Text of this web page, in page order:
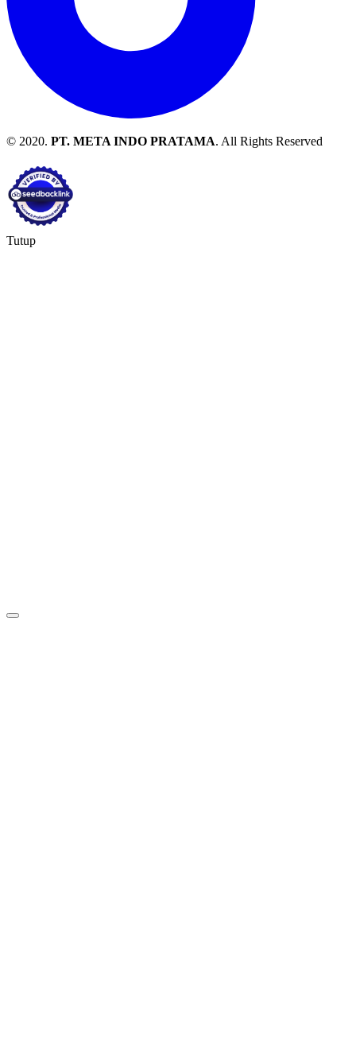
© 2020. PT. META INDO PRATAMA. All Rights Reserved
Tutup